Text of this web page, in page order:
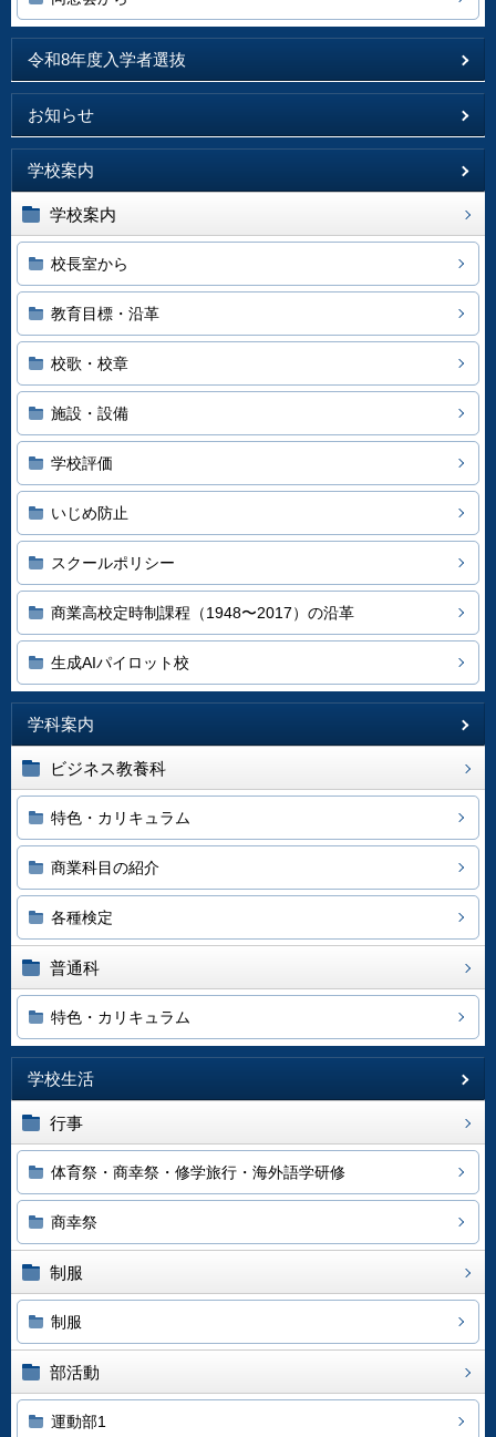
令和8年度入学者選抜
お知らせ
学校案内
学校案内
校長室から
教育目標・沿革
校歌・校章
施設・設備
学校評価
いじめ防止
スクールポリシー
商業高校定時制課程（1948〜2017）の沿革
生成AIパイロット校
学科案内
ビジネス教養科
特色・カリキュラム
商業科目の紹介
各種検定
普通科
特色・カリキュラム
学校生活
行事
体育祭・商幸祭・修学旅行・海外語学研修
商幸祭
制服
制服
部活動
運動部1